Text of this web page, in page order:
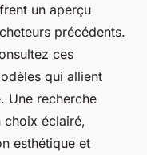
un aperçu
précédents.
ces
qui allient
Une recherche
éclairé,
esthétique et